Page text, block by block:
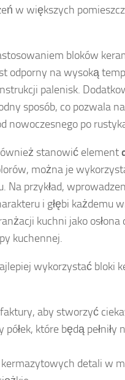
w większych
bloków
odporny na wysoką
palenisk.
sposób, co pozwala
nowoczesnego po
stanowić element
można je
Na przykład,
i głębi każdemu
kuchni jako osłona
kuchennej.
wykorzystać bloki
aby stworzyć
które będą
detali w